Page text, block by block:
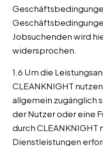
Jobsuchenden wird
widersprochen.
1.6 Um die
CLEANKNIGHT
allgemein zugänglich
der Nutzer oder eine
durch
Dienstleistungen